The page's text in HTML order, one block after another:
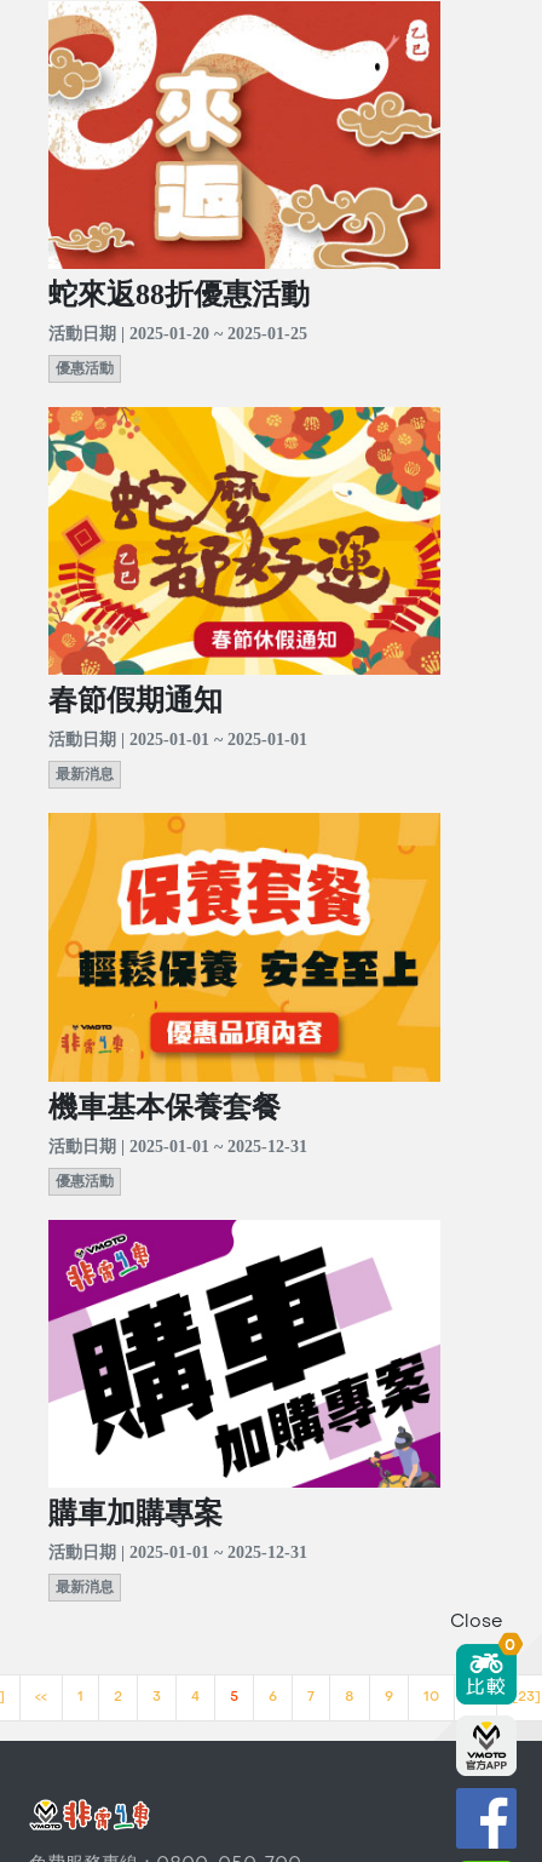
蛇來返88折優惠活動
活動日期 | 2025-01-20 ~ 2025-01-25
優惠活動
春節假期通知
活動日期 | 2025-01-01 ~ 2025-01-01
最新消息
機車基本保養套餐
活動日期 | 2025-01-01 ~ 2025-12-31
優惠活動
購車加購專案
活動日期 | 2025-01-01 ~ 2025-12-31
最新消息
<< 1 2 3 4 5 6 7 8 9 10 >> [23]
Close
0